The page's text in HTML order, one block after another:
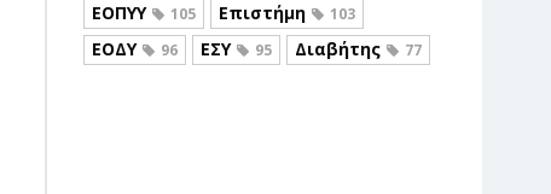
ΕΟΠΥΥ 105 Επιστήμη 103
ΕΟΔΥ 96 ΕΣΥ 95 Διαβήτης 77